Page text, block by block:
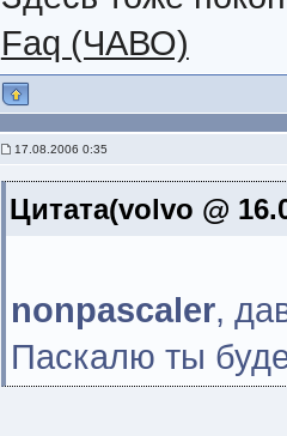
Faq (ЧАВО)
17.08.2006 0:35
Цитата(volvo @
nonpascaler,
Паскалю ты